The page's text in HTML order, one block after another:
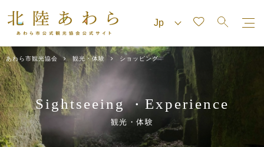
あわら市観光協会 観光・体験 ショッピング
Sightseeing・ Experience
観光・体験